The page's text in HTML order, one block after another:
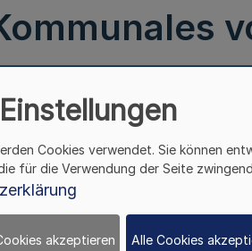
über die
Verbots des Vereins „Sturm
Cookies verwendet. Sie können
für die Verwendung der Seite
akzeptieren Alle Cookies